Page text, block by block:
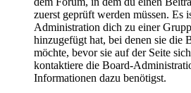
zuerst geprüft werden müssen. Es
Administration dich zu einer
hinzugefügt hat, bei denen sie die
möchte, bevor sie auf der Seite
kontaktiere die Board-
Informationen dazu benötigst.